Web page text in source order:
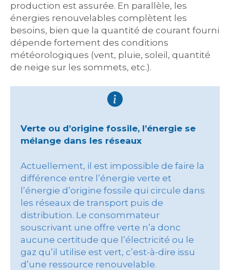
production est assurée. En parallèle, les
énergies renouvelables complètent les
besoins, bien que la quantité de courant fourni
dépende fortement des conditions
météorologiques (vent, pluie, soleil, quantité
de neige sur les sommets, etc.).
Verte ou d’origine fossile, l’énergie se
mélange dans les réseaux
Actuellement, il est impossible de faire la
différence entre l’énergie verte et
l’énergie d’origine fossile qui circule dans
les réseaux de transport puis de
distribution. Le consommateur
souscrivant une offre verte n’a donc
aucune certitude que l’électricité ou le
gaz qu’il utilise est vert, c’est-à-dire issu
d’une ressource renouvelable.